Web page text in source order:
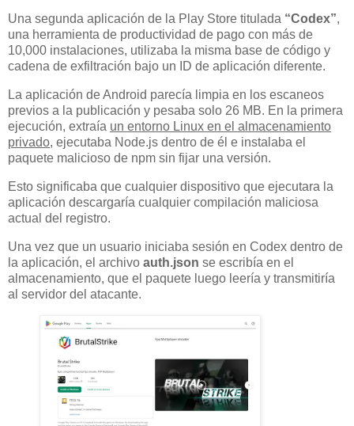
Una segunda aplicación de la Play Store titulada “Codex”,
una herramienta de productividad de pago con más de
10,000 instalaciones, utilizaba la misma base de código y
cadena de exfiltración bajo un ID de aplicación diferente.
La aplicación de Android parecía limpia en los escaneos
previos a la publicación y pesaba solo 26 MB. En la primera
ejecución, extraía un entorno Linux en el almacenamiento
privado, ejecutaba Node.js dentro de él e instalaba el
paquete malicioso de npm sin fijar una versión.
Esto significaba que cualquier dispositivo que ejecutara la
aplicación descargaría cualquier compilación maliciosa
actual del registro.
Una vez que un usuario iniciaba sesión en Codex dentro de
la aplicación, el archivo auth.json se escribía en el
almacenamiento, que el paquete luego leería y transmitiría
al servidor del atacante.